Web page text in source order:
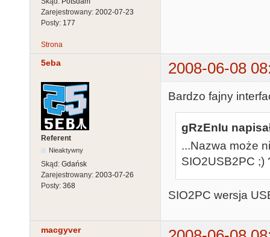
Zarejestrowany: 2002-07-23
Posty: 177
Strona
5eba 2008-06-08
Referent
Nieaktywny
Skąd: Gdańsk
Zarejestrowany: 2003-07-26
Posty: 368
Bardzo fajny
gRzEnIu
...Nazwa może
SIO2USB2PC ;)
SIO2PC wersja
macgyver